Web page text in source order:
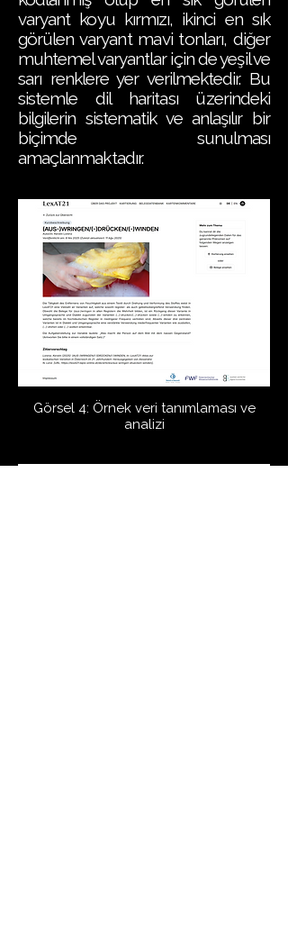
varyant koyu kırmızı, ikinci en sık
görülen varyant mavi tonları, diğer
muhtemel varyantlar için de yeşil ve
sarı renklere yer verilmektedir. Bu
sistemle dil haritası üzerindeki
bilgilerin sistematik ve anlaşılır bir
biçimde sunulması
amaçlanmaktadır.
Görsel 4: Örnek veri tanımlaması ve
analizi